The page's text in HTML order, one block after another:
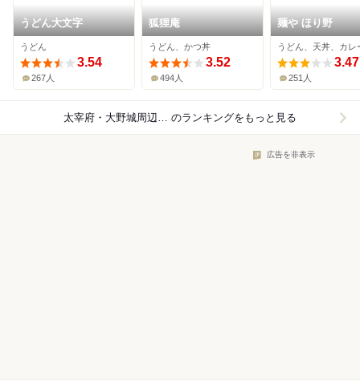
うどん大文字
うどん
3.54
267人
狐狸庵
うどん、かつ丼
3.52
494人
麺や ほり野
3.47
251人
太宰府・大野城周辺×うどん のランキングをもっと見る
広告を非表示